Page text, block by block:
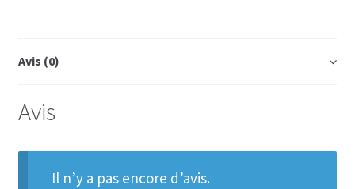
Avis (0)
Avis
Il n’y a pas encore d’avis.